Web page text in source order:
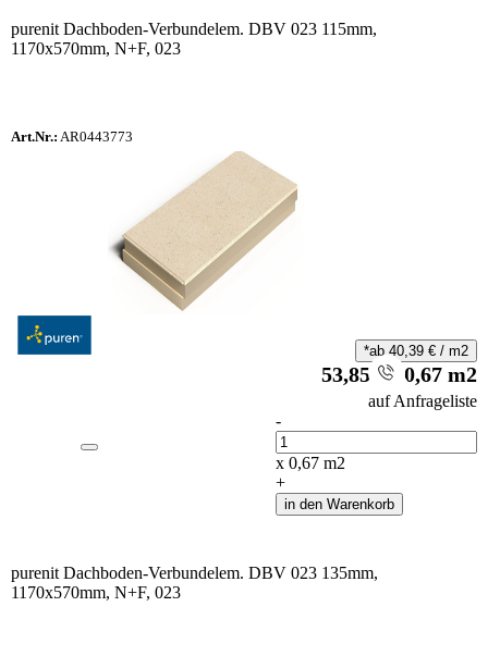
purenit Dachboden-Verbundelem. DBV 023 115mm,
1170x570mm, N+F, 023
Art.Nr.: AR0443773
auf Anfrageliste
-
Anzahl
x 0,67 m2
+
in den Warenkorb
*ab 40,39 €/ m2
53,85 €/ 0,67 m2
purenit Dachboden-Verbundelem. DBV 023 135mm,
1170x570mm, N+F, 023